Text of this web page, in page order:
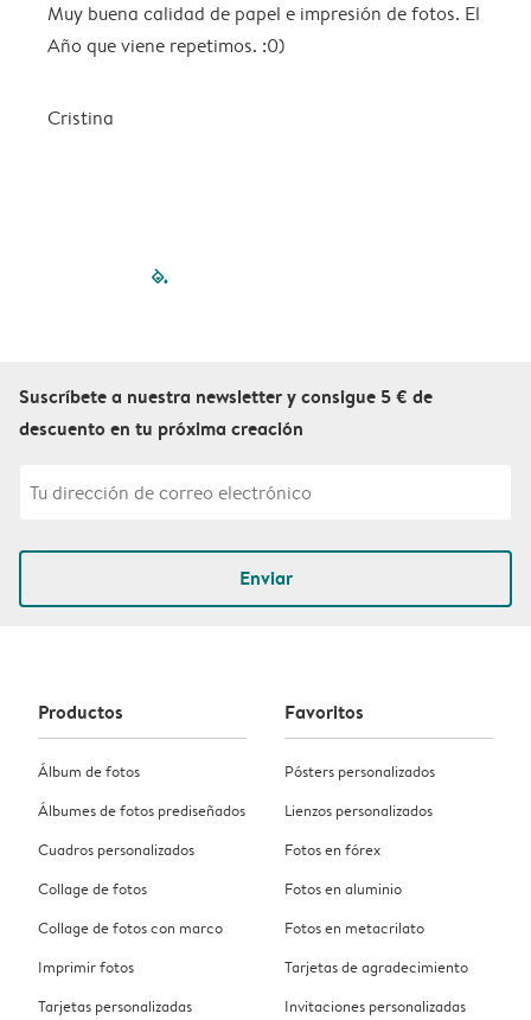
Muy buena calidad de papel e impresión de fotos. El
Año que viene repetimos. :0)
Cristina
filled-pagination
Suscríbete a nuestra newsletter y consigue 5 € de
descuento en tu próxima creación
Enviar
Productos
Álbum de fotos
Álbumes de fotos prediseñados
Cuadros personalizados
Collage de fotos
Collage de fotos con marco
Imprimir fotos
Tarjetas personalizadas
Favoritos
Pósters personalizados
Lienzos personalizados
Fotos en fórex
Fotos en aluminio
Fotos en metacrilato
Tarjetas de agradecimiento
Invitaciones personalizadas